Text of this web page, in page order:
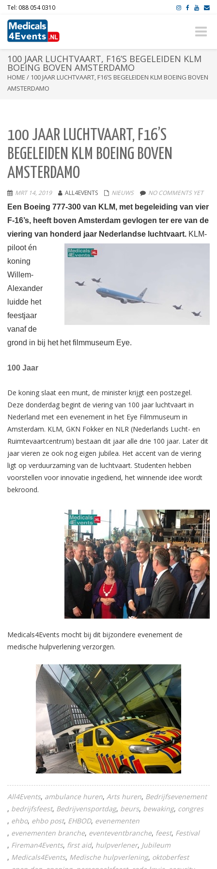
Tel: 088 054 0310
Toggle
100 JAAR LUCHTVAART, F16’S BEGELEIDEN KLM
BOEING BOVEN AMSTERDAMO
HOME / 100 JAAR LUCHTVAART, F16’S BEGELEIDEN KLM BOEING BOVEN
AMSTERDAMO
100 JAAR LUCHTVAART, F16’S
BEGELEIDEN KLM BOEING BOVEN
AMSTERDAMO
MRT 14, 2019 ALL4EVENTS NIEUWS
NO COMMENTS YET
Een Boeing 777-300 van KLM, met begeleiding van vier
F-16’s, heeft boven Amsterdam gevlogen ter ere van de
viering van honderd jaar Nederlandse luchtvaart. KLM-
piloot én
koning
Willem-
Alexander
luidde het
feestjaar
vanaf de
grond in bij het het filmmuseum Eye.
100 Jaar
De koning slaat een munt, de minister krijgt een postzegel.
Deze donderdag begint de viering van 100 jaar luchtvaart in
Nederland met een evenement in het Eye Filmmuseum in
Amsterdam. KLM, GKN Fokker en NLR (Nederlands Lucht- en
Ruimtevaartcentrum) bestaan dit jaar alle drie 100 jaar. Later dit
jaar vieren ze ook nog eigen jubilea. Het accent van de viering
ligt op verduurzaming van de luchtvaart. Studenten hebben
voorstellen voor innovatie ingediend, het winnende idee wordt
bekroond.
Medicals4Events mocht bij dit bijzondere evenement de
medische hulpverlening verzorgen.
All4Events ambulance huren Arts huren Bedrijfsevenement
bedrijfsfeest Bedrijvensportdag beurs bewaking congres
ehbo ehbo post EHBOD evenementen
evenementen branche eventeventbranche feest Festival
Fireman4Events first aid hulpverlener Jubileum
Medicals4Events Medische hulpverlening oktoberfest